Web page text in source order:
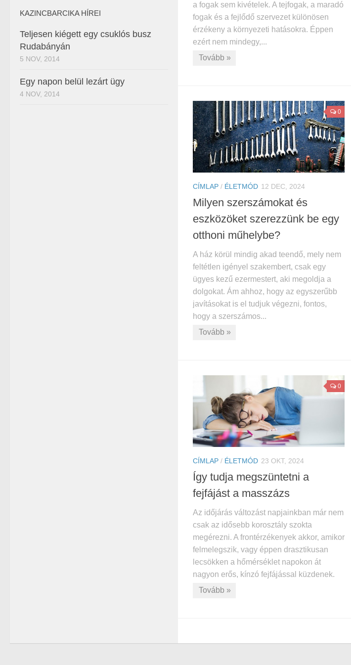
a fogak sem kivételek. A tejfogak, a maradó
fogak és a fejlődő szervezet különösen
érzékeny a környezeti hatásokra. Éppen
ezért nem mindegy,...
Tovább »
0
CÍMLAP / ÉLETMÓD 12 DEC, 2024
Milyen szerszámokat és
eszközöket szerezzünk be egy
otthoni műhelybe?
A ház körül mindig akad teendő, mely nem
feltétlen igényel szakembert, csak egy
ügyes kezű ezermestert, aki megoldja a
dolgokat. Ám ahhoz, hogy az egyszerűbb
javításokat is el tudjuk végezni, fontos,
hogy a szerszámos...
Tovább »
0
CÍMLAP / ÉLETMÓD 23 OKT, 2024
Így tudja megszüntetni a
fejfájást a masszázs
Az időjárás változást napjainkban már nem
csak az idősebb korosztály szokta
megérezni. A frontérzékenyek akkor, amikor
felmelegszik, vagy éppen drasztikusan
lecsökken a hőmérséklet napokon át
nagyon erős, kínzó fejfájással küzdenek.
Tovább »
KAZINCBARCIKA HÍREI
Teljesen kiégett egy csuklós busz
Rudabányán
5 NOV, 2014
Egy napon belül lezárt ügy
4 NOV, 2014